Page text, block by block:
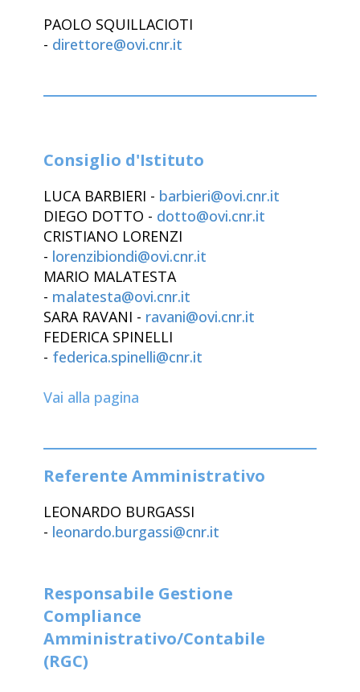
PAOLO SQUILLACIOTI
- direttore@ovi.cnr.it
Consiglio d'Istituto
LUCA BARBIERI - barbieri@ovi.cnr.it
DIEGO DOTTO - dotto@ovi.cnr.it
CRISTIANO LORENZI
- lorenzibiondi@ovi.cnr.it
MARIO MALATESTA
- malatesta@ovi.cnr.it
SARA RAVANI - ravani@ovi.cnr.it
FEDERICA SPINELLI
- federica.spinelli@cnr.it
Vai alla pagina
Referente Amministrativo
LEONARDO BURGASSI
- leonardo.burgassi@cnr.it
Responsabile Gestione
Compliance
Amministrativo/Contabile
(RGC)